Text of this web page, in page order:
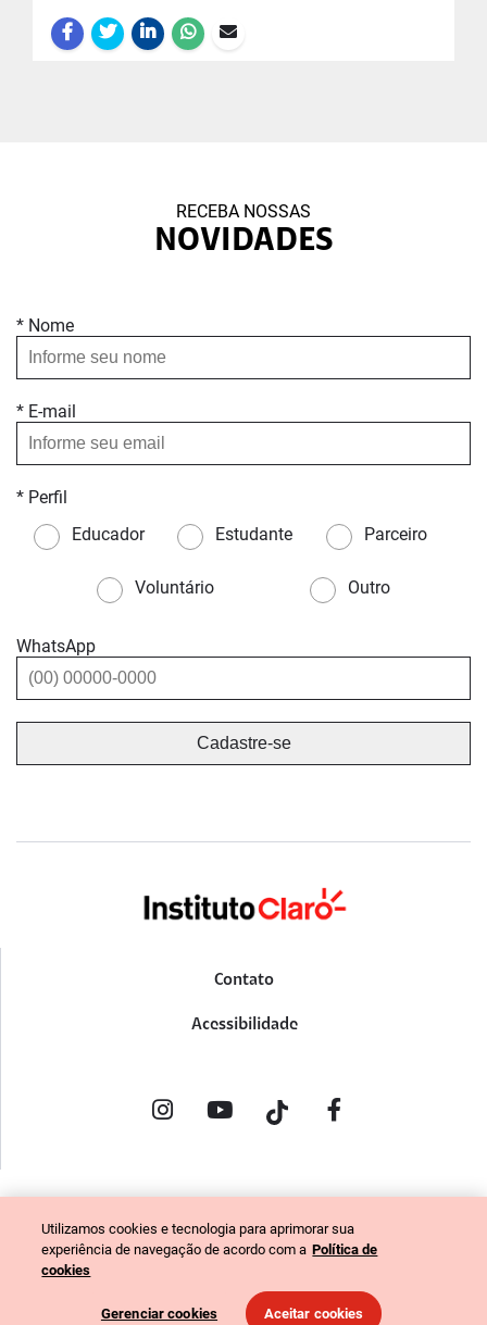
RECEBA NOSSAS
NOVIDADES
* Nome
* E-mail
* Perfil
Educador
Estudante Parceiro
Voluntário Outro
WhatsApp
Contato
Acessibilidade
PORTAL DE DENÚNCIAS
CÓDIGO DE ÉTICA (COLABORADORES)
Utilizamos cookies e tecnologia para aprimorar sua
experiência de navegação de acordo com a Política de
cookies
Gerenciar cookies Aceitar cookies